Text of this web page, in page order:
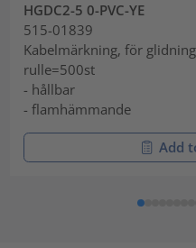
HGDC2-5 0-PVC-YE
515-01839
Kabelmärkning, för
rulle=500st
- hållbar
- flamhämmande
Add